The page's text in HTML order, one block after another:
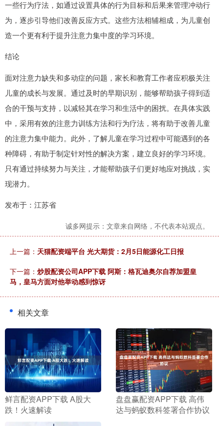
一些行为疗法，如通过设置具体的行为目标和后果来管理冲动行
为，逐步引导他们改善反应方式。这些方法相辅相成，为儿童创
造一个更有利于提升注意力集中度的学习环境。
结论
面对注意力缺失和多动症的问题，家长和教育工作者应积极关注
儿童的成长与发展。通过及时的早期识别，能够帮助孩子得到适
合的干预与支持，以减轻其在学习和生活中的困扰。在具体实践
中，采用有效的注意力训练方法和行为疗法，将有助于改善儿童
的注意力集中能力。此外，了解儿童在学习过程中可能遇到的各
种障碍，有助于制定针对性的解决方案，建立良好的学习环境。
只有通过持续努力与关注，才能帮助孩子们更好地应对挑战，实
现潜力。
发布于：江苏省
诚多网提示：文章来自网络，不代表本站观点。
上一篇： 天猫配资端平台 光大期货：2月5日能源化工日报
下一篇： 炒股配资公司APP下载 阿斯：格瓦迪奥尔自荐加盟皇
马，皇马方面对他举动感到惊讶
相关文章
​鲜言配资APP下载 A股大
跌！火速解读
​盘盘赢配资APP下载 高伟
达与蚂蚁数科签署合作协议